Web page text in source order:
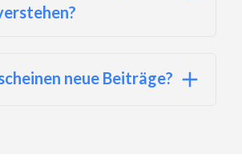
neue Beiträge?